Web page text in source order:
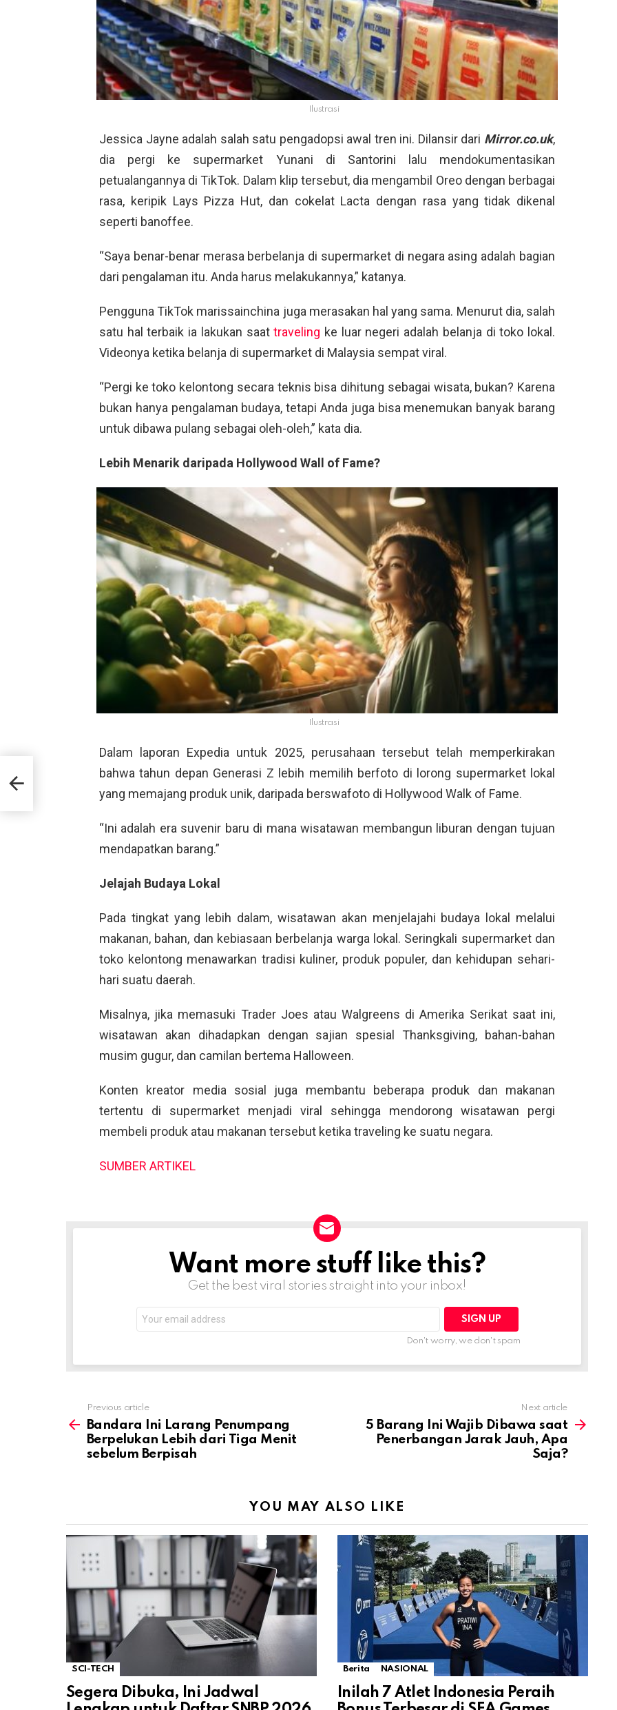
Ilustrasi
Jessica Jayne adalah salah satu pengadopsi awal tren ini. Dilansir dari Mirror.co.uk,
dia pergi ke supermarket Yunani di Santorini lalu mendokumentasikan
petualangannya di TikTok. Dalam klip tersebut, dia mengambil Oreo dengan berbagai
rasa, keripik Lays Pizza Hut, dan cokelat Lacta dengan rasa yang tidak dikenal
seperti banoffee.
“Saya benar-benar merasa berbelanja di supermarket di negara asing adalah bagian
dari pengalaman itu. Anda harus melakukannya,” katanya.
Pengguna TikTok marissainchina juga merasakan hal yang sama. Menurut dia, salah
satu hal terbaik ia lakukan saattraveling ke luar negeri adalah belanja di toko lokal.
Videonya ketika belanja di supermarket di Malaysia sempat viral.
“Pergi ke toko kelontong secara teknis bisa dihitung sebagai wisata, bukan? Karena
bukan hanya pengalaman budaya, tetapi Anda juga bisa menemukan banyak barang
untuk dibawa pulang sebagai oleh-oleh,” kata dia.
Lebih Menarik daripada Hollywood Wall of Fame?
Ilustrasi
Dalam laporan Expedia untuk 2025, perusahaan tersebut telah memperkirakan
bahwa tahun depan Generasi Z lebih memilih berfoto di lorong supermarket lokal
yang memajang produk unik, daripada berswafoto di Hollywood Walk of Fame.
“Ini adalah era suvenir baru di mana wisatawan membangun liburan dengan tujuan
mendapatkan barang.”
Jelajah Budaya Lokal
Pada tingkat yang lebih dalam, wisatawan akan menjelajahi budaya lokal melalui
makanan, bahan, dan kebiasaan berbelanja warga lokal. Seringkali supermarket dan
toko kelontong menawarkan tradisi kuliner, produk populer, dan kehidupan sehari-
hari suatu daerah.
Misalnya, jika memasuki Trader Joes atau Walgreens di Amerika Serikat saat ini,
wisatawan akan dihadapkan dengan sajian spesial Thanksgiving, bahan-bahan
musim gugur, dan camilan bertema Halloween.
Konten kreator media sosial juga membantu beberapa produk dan makanan
tertentu di supermarket menjadi viral sehingga mendorong wisatawan pergi
membeli produk atau makanan tersebut ketika traveling ke suatu negara.
SUMBER ARTIKEL
NEWSLETTERWant more stuff like this?
Get the best viral stories straight into your inbox!
address:
Don't worry, we don't spam
more
Previous article
Bandara Ini Larang Penumpang
Berpelukan Lebih dari Tiga Menit
sebelum Berpisah
Next article
5 Barang Ini Wajib Dibawa saat
Penerbangan Jarak Jauh, Apa
Saja?
YOU MAY ALSO LIKE
SCI-TECH
Segera Dibuka, Ini Jadwal
Berita NASIONAL
Inilah 7 Atlet Indonesia Peraih